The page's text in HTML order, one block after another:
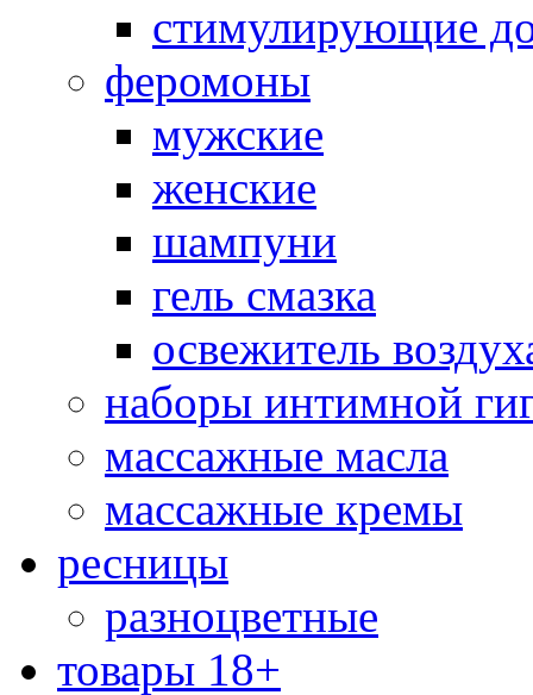
стимулирующие
феромоны
мужские
женские
шампуни
гель смазка
освежитель
наборы интимной
массажные масла
массажные кремы
ресницы
разноцветные
товары 18+